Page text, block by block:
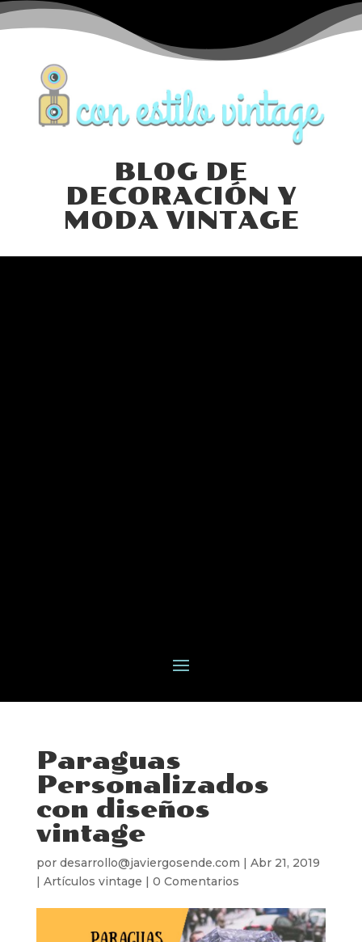
BLOG DE
DECORACIÓN Y
MODA VINTAGE
Paraguas
Personalizados
con diseños
vintage
por desarrollo@javiergosende.com | Abr 21, 2019
| Artículos vintage | 0 Comentarios